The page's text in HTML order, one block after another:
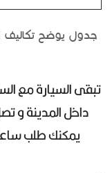
جدول يوضح تكاليف
يمكنك طلب ساعات